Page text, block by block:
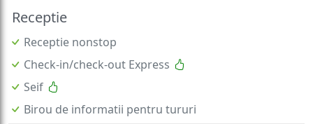
Receptie
Receptie nonstop
Check-in/check-out Express
Seif
Birou de informatii pentru tururi